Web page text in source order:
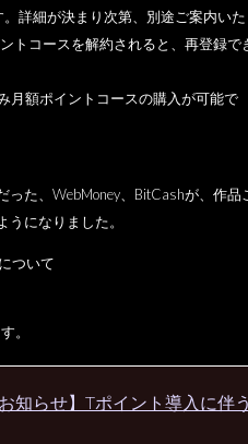
詳細が決まり次第、別途ご案内いた
トコースを解約されると、再登録で
月額ポイントコースの購入が可能で
た、 WebMoney、BitCashが、 作品
うになりました。
ついて
。
らせ】Tポイント導入に伴